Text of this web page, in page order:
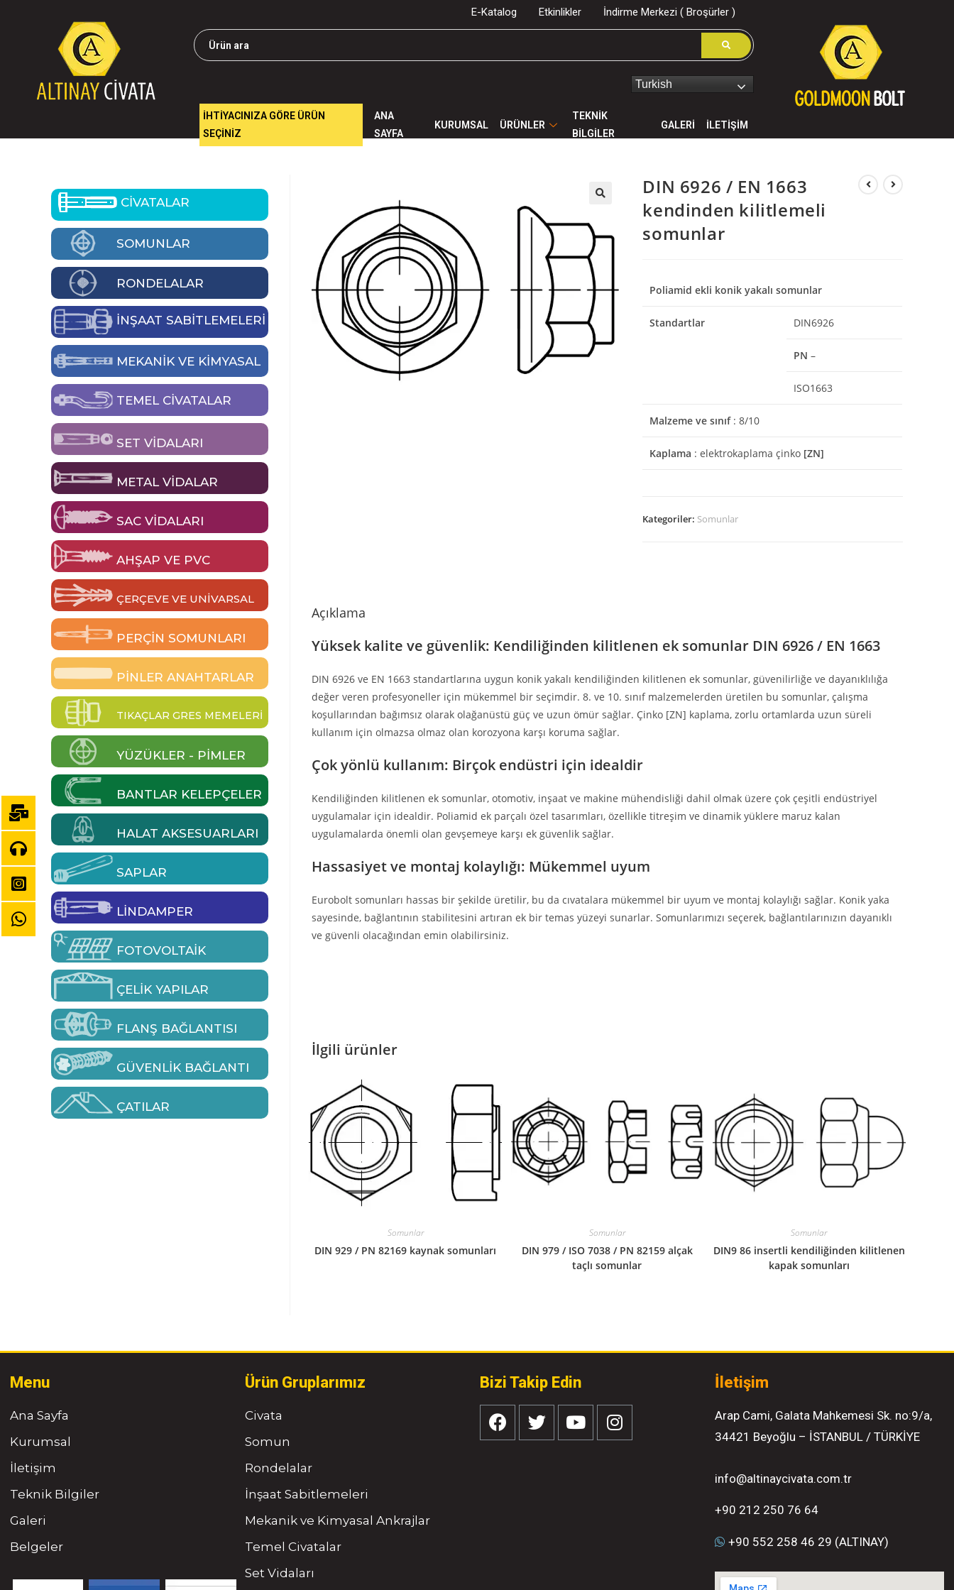
E-Katalog Etkinlikler İndirme Merkezi ( Broşürler )
Turkish
İHTİYACINIZA GÖRE ÜRÜN
SEÇİNİZ
ANA
SAYFA
KURUMSAL ÜRÜNLER
TEKNİK
BİLGİLER
GALERİ İLETİŞİM
DIN 6926 / EN 1663
kendinden kilitlemeli
somunlar
Poliamid ekli konik yakalı somunlar
Standartlar DIN6926
PN –
ISO1663
Malzeme ve sınıf: 8/10
Kaplama : elektrokaplama çinko [ZN]
Kategoriler: Somunlar
Açıklama
Yüksek kalite ve güvenlik: Kendiliğinden kilitlenen ek somunlar DIN 6926 / EN 1663
DIN 6926 ve EN 1663 standartlarına uygun konik yakalı kendiliğinden kilitlenen ek somunlar, güvenilirliğe ve dayanıklılığa
değer veren profesyoneller için mükemmel bir seçimdir. 8. ve 10. sınıf malzemelerden üretilen bu somunlar, çalışma
koşullarından bağımsız olarak olağanüstü güç ve uzun ömür sağlar. Çinko [ZN] kaplama, zorlu ortamlarda uzun süreli
kullanım için olmazsa olmaz olan korozyona karşı koruma sağlar.
Çok yönlü kullanım: Birçok endüstri için idealdir
Kendiliğinden kilitlenen ek somunlar, otomotiv, inşaat ve makine mühendisliği dahil olmak üzere çok çeşitli endüstriyel
uygulamalar için idealdir. Poliamid ek parçalı özel tasarımları, özellikle titreşim ve dinamik yüklere maruz kalan
uygulamalarda önemli olan gevşemeye karşı ek güvenlik sağlar.
Hassasiyet ve montaj kolaylığı: Mükemmel uyum
Eurobolt somunları hassas bir şekilde üretilir, bu da cıvatalara mükemmel bir uyum ve montaj kolaylığı sağlar. Konik yaka
sayesinde, bağlantının stabilitesini artıran ek bir temas yüzeyi sunarlar. Somunlarımızı seçerek, bağlantılarınızın dayanıklı
ve güvenli olacağından emin olabilirsiniz.
İlgili ürünler
Somunlar
DIN 929 / PN 82169 kaynak somunları
Somunlar
DIN 979 / ISO 7038 / PN 82159 alçak
taçlı somunlar
Somunlar
DIN9 86 insertli kendiliğinden kilitlenen
kapak somunları
CİVATALAR
SOMUNLAR
RONDELALAR
İNŞAAT SABİTLEMELERİ
MEKANIK VE KIMYASAL
TEMEL CIVATALAR
SET VIDALARI
METAL VIDALAR
SAC VIDALARI
AHŞAP VE PVC
ÇERÇEVE VE UNIVARSAL
PERÇIN SOMUNLARI
PINLER ANAHTARLAR
TIKAÇLAR GRES MEMELERI
YÜZÜKLER - PIMLER
BANTLAR KELEPÇELER
HALAT AKSESUARLARI
SAPLAR
LINDAMPER
FOTOVOLTAIK
ÇELIK YAPILAR
FLANŞ BAĞLANTISI
GÜVENLIK BAĞLANTI
ÇATILAR
Menu
Ana Sayfa
Kurumsal
İletişim
Teknik Bilgiler
Galeri
Belgeler
Ürün Gruplarımız
Civata
Somun
Rondelalar
İnşaat Sabitlemeleri
Mekanik ve Kimyasal Ankrajlar
Temel Civatalar
Set Vidaları
Bizi Takip Edin İletişim
Arap Cami, Galata Mahkemesi Sk. no:9/a,
34421 Beyoğlu – İSTANBUL / TÜRKİYE
info@altinaycivata.com.tr
+90 212 250 76 64
+90 552 258 46 29 (ALTINAY)